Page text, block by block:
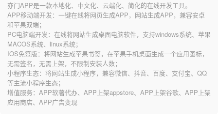
亦门APP是一款本地化、中文化、云端化、简化的在线开发工具。
APP移动端开发：一键在线将网页生成APP，网站生成APP，兼容安卓
和苹果双端；
PC电脑端开发：在线将网站生成桌面电脑软件，支持windows系统、苹果
MACOS系统、linux系统；
IOS免签版：将网站生成苹果书签，在苹果手机桌面生成一个应用图标，
无需签名，无需上架，不限制安装人数；
小程序生态：将网站生成小程序，兼容微信、抖音、百度、支付宝、QQ
等主流小程序生态；
增值服务：APP软著代办、APP上架appstore、APP上架谷歌、APP上架
应用商店、APP广告变现